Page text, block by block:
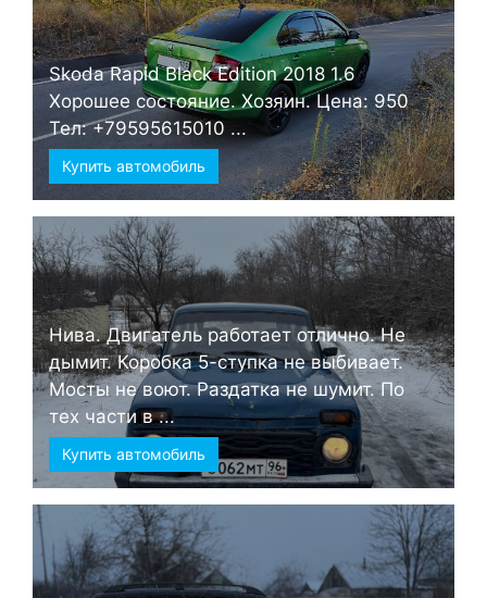
Skoda Rapid Black Edition 2018 1.6
Хорошее состояние. Хозяин. Цена: 950
Тел: +79595615010 ...
Купить автомобиль
Нива. Двигатель работает отлично. Не
дымит. Коробка 5-ступка не выбивает.
Мосты не воют. Раздатка не шумит. По
тех части в ...
Купить автомобиль